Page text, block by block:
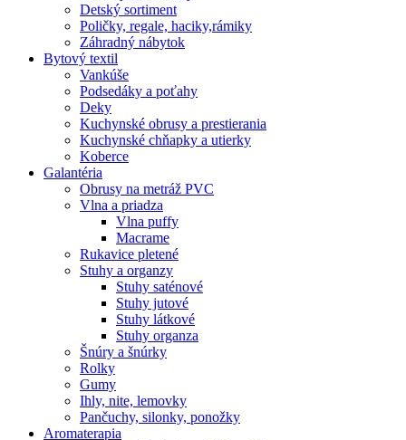
Detský sortiment
Poličky, regale, haciky,rámiky
Záhradný nábytok
Bytový textil
Vankúše
Podsedáky a poťahy
Deky
Kuchynské obrusy a prestierania
Kuchynské chňapky a utierky
Koberce
Galantéria
Obrusy na metráž PVC
Vlna a priadza
Vlna puffy
Macrame
Rukavice pletené
Stuhy a organzy
Stuhy saténové
Stuhy jutové
Stuhy látkové
Stuhy organza
Šnúry a šnúrky
Rolky
Gumy
Ihly, nite, lemovky
Pančuchy, silonky, ponožky
Aromaterapia